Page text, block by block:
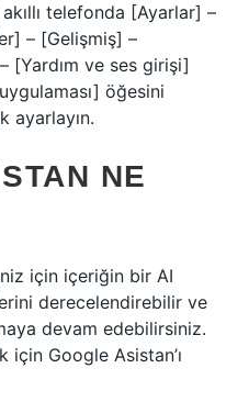
telefonda [Ayarlar] –
– [Gelişmiş] –
[Yardım ve ses girişi]
öğesini
ayarlayın.
NE
için içeriğin bir AI
derecelendirebilir ve
devam edebilirsiniz.
için Google Asistan’ı